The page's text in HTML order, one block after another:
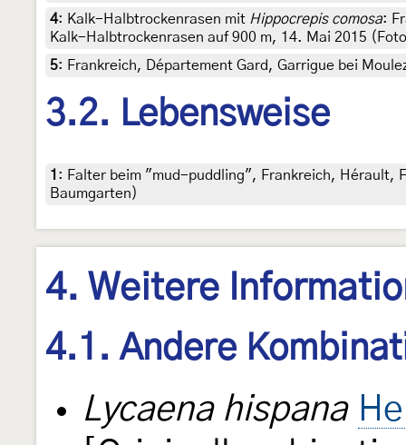
4: Kalk-Halbtrockenrasen mit Hippocrepis comosa:
Kalk-Halbtrockenrasen auf 900 m, 14. Mai 2015
5: Frankreich, Département Gard, Garrigue bei
3.2. Lebensweise
1 : Falter beim "mud-puddling", Frankreich, Hérault,
Baumgarten)
4. Weitere
4.1. Andere
Lycaena hispana